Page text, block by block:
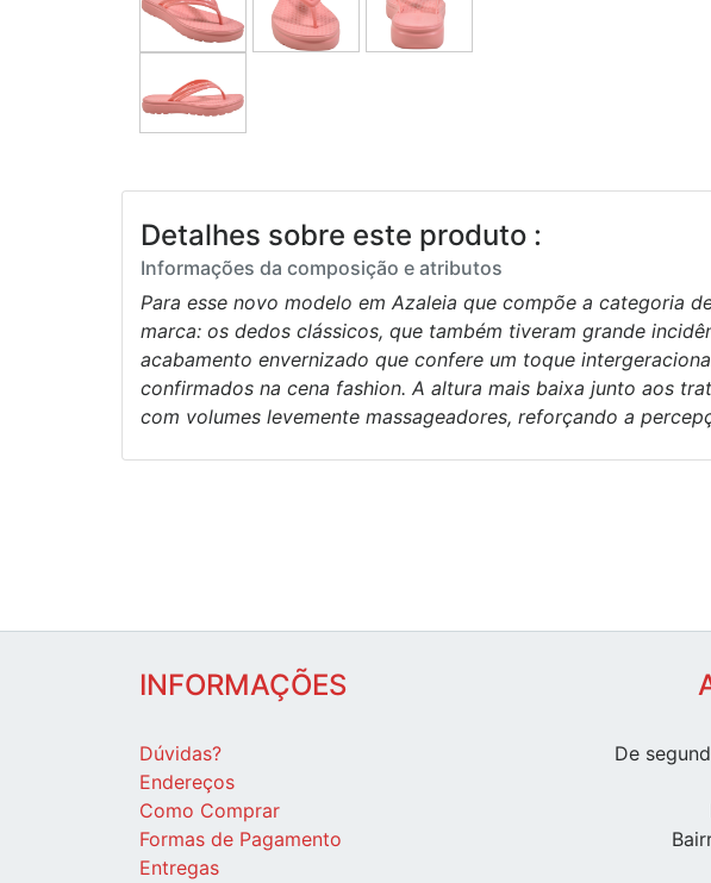
Detalhes sobre este produto :
Informações da composição e atributos
Para esse novo modelo em Azaleia que compõe a categoria
marca: os dedos clássicos, que também tiveram grande
acabamento envernizado que confere um toque
confirmados na cena fashion. A altura mais baixa junto aos
com volumes levemente massageadores, reforçando a
INFORMAÇÕES
Dúvidas?
Endereços
Como Comprar
Formas de Pagamento
Entregas
De